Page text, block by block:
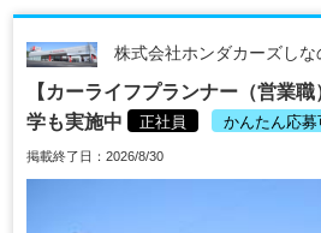
株式会社ホンダカーズしな
【カーライフプランナー（営業
学も実施中
正社員 かんたん応募
掲載終了日：2026/8/30